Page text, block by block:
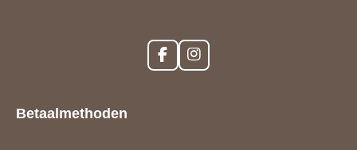
F
a
I
n
Betaalmethoden